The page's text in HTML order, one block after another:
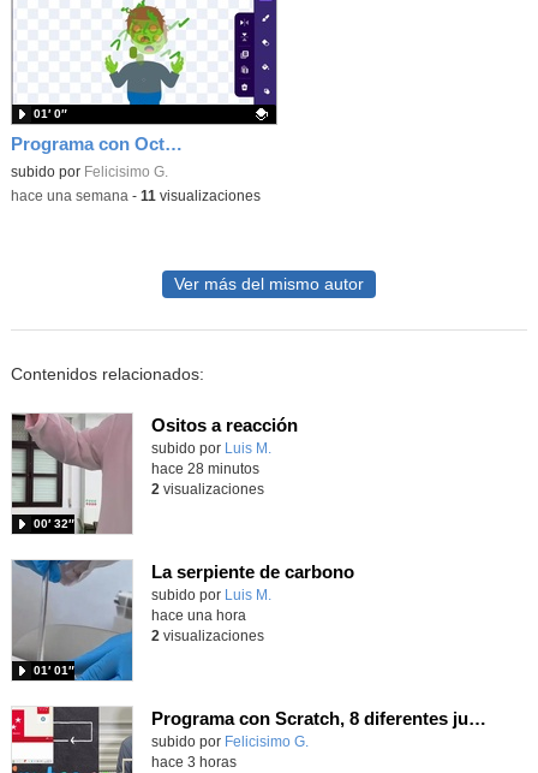
Programa con OctoStudio, un juego homenajeando al House of the dead con Zombies
Contenido educativo.
subido por Felicisimo G.
01′ 0″
-hace una semana - 11 visualizaciones
Ver más del mismo autor
Contenidos relacionados:
Ositos a reacción
Contenido educativo.
subido por Luis M.
00′ 32″
hace 28 minutos
2 visualizaciones
La serpiente de carbono
Contenido educativo.
subido por Luis M.
01′ 01″
hace una hora
2 visualizaciones
Programa con Scratch, 8 diferentes juegos para vivir la emoción de los partidos de España en el mundial 2026
Contenido educativo.
subido por Felicisimo G.
hace 3 horas